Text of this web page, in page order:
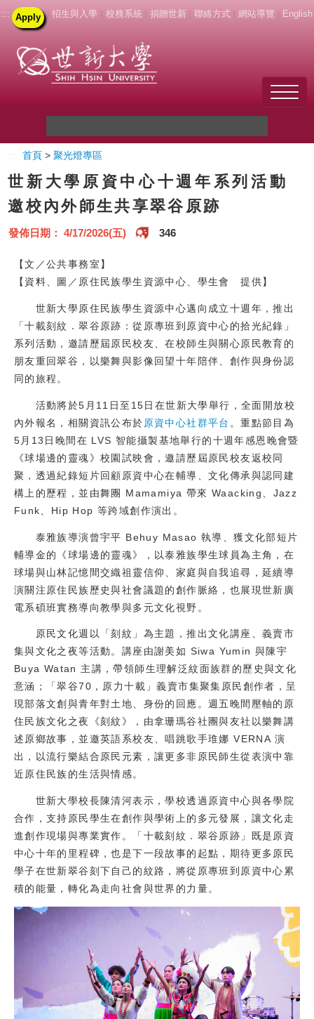
::: Apply | 招生與入學 校務系統 捐贈世新 聯絡方式 網站導覽 English
關於世新
未來學生
新生
在校生
教職員
校友
媒體
首頁 >聚光燈專區
世新大學原資中心十週年系列活動
邀校內外師生共享翠谷原跡
發佈日期： 4/17/2026(五) 346
【文／公共事務室】
【資料、圖／原住民族學生資源中心、學生會 提供】
世新大學原住民族學生資源中心邁向成立十週年，推出
「十載刻紋．翠谷原跡：從原專班到原資中心的拾光紀錄」
系列活動，邀請歷屆原民校友、在校師生與關心原民教育的
朋友重回翠谷，以樂舞與影像回望十年陪伴、創作與身份認
同的旅程。
活動將於5月11日至15日在世新大學舉行，全面開放校
內外報名，相關資訊公布於 原資中心社群平台 。重點節目為
5月13日晚間在 LVS 智能攝製基地舉行的十週年感恩晚會暨
《球場邊的靈魂》校園試映會，邀請歷屆原民校友返校同
聚，透過紀錄短片回顧原資中心在輔導、文化傳承與認同建
構上的歷程，並由舞團 Mamamiya 帶來 Waacking、Jazz
Funk、Hip Hop 等跨域創作演出。
泰雅族導演曾宇平 Behuy Masao 執導、獲文化部短片
輔導金的《球場邊的靈魂》，以泰雅族學生球員為主角，在
球場與山林記憶間交織祖靈信仰、家庭與自我追尋，延續導
演關注原住民族歷史與社會議題的創作脈絡，也展現世新廣
電系碩班實務導向教學與多元文化視野。
原民文化週以「刻紋」為主題，推出文化講座、義賣市
集與文化之夜等活動。講座由謝美如 Siwa Yumin 與陳宇
Buya Watan 主講，帶領師生理解泛紋面族群的歷史與文化
意涵；「翠谷70，原力十載」義賣市集聚集原民創作者，呈
現部落文創與青年對土地、身份的回應。週五晚間壓軸的原
住民族文化之夜《刻紋》，由拿珊瑪谷社團與友社以樂舞講
述原鄉故事，並邀英語系校友、唱跳歌手琟娜 VERNA 演
出，以流行樂結合原民元素，讓更多非原民師生從表演中靠
近原住民族的生活與情感。
世新大學校長陳清河表示，學校透過原資中心與各學院
合作，支持原民學生在創作與學術上的多元發展，讓文化走
進創作現場與專業實作。「十載刻紋．翠谷原跡」既是原資
中心十年的里程碑，也是下一段故事的起點，期待更多原民
學子在世新翠谷刻下自己的紋路，將從原專班到原資中心累
積的能量，轉化為走向社會與世界的力量。